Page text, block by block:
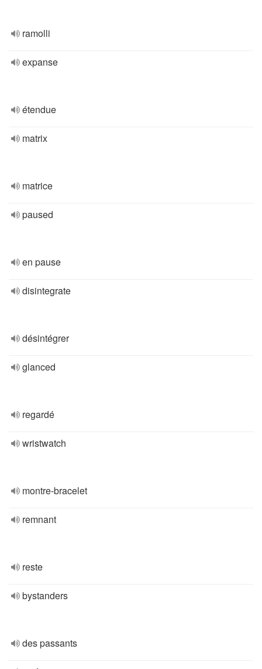
ramolli
expanse
étendue
matrix
matrice
paused
en pause
disintegrate
désintégrer
glanced
regardé
wristwatch
montre-bracelet
remnant
reste
bystanders
des passants